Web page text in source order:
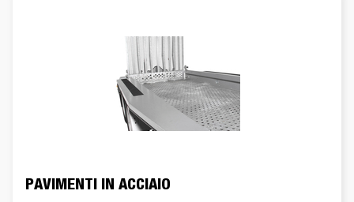
PAVIMENTI IN ACCIAIO